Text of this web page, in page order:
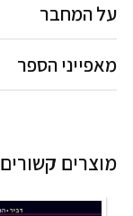
על המחבר
מאפייני הספר
מוצרים קשורים